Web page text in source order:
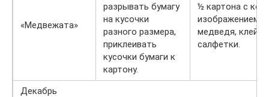
«Медвежата»
разрывать бумагу
на кусочки
разного размера,
приклеивать
кусочки бумаги к
картону.
½ картона с
изображением
медведя, клей,
салфетки.
Декабрь